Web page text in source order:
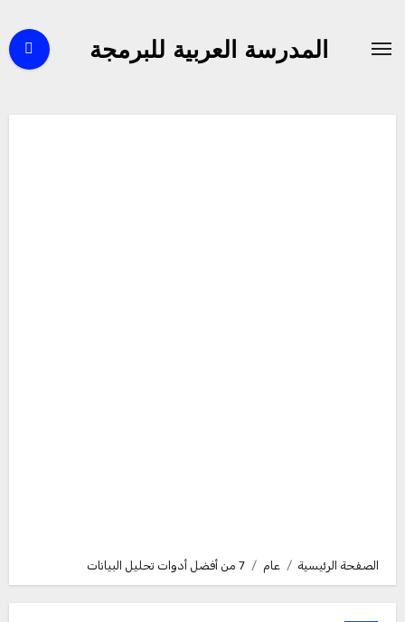
المدرسة العربية للبرمجة
الصفحة الرئيسية عام 7 من أفضل أدوات تحليل البيانات